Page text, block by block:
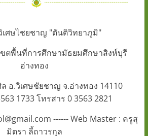
เศษไชยชาญ "ตันติวิทยาภูมิ"
ขตพื้นที่การศึกษามัธยมศึกษาสิงห์บุรี
อ่างทอง
อ.วิเศษชัยชาญ จ.อ่างทอง 14110
1733 โทรสาร 0 3563 2821
------ Web Master : ครูสุ
มิตรา ลี้ถาวรกุล